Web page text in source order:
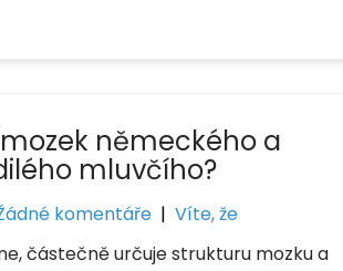
německého a
mluvčího?
komentáře |Víte, že
částečně určuje strukturu mozku a